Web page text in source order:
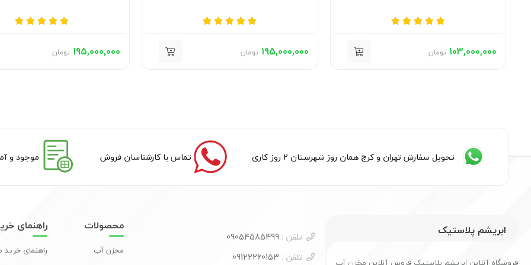
103,000,000 تومان 195,000,000 تومان 195,000,000 تومان
تحویل سفارش تهران و کرج همان روز شهرستان 2 روز کاری تماس با کارشناسان فروش موجود و
ابریشم پلاستیک تلفن :
تلفن :
محصولات
مخزن آب
راهنمای
راهنمای